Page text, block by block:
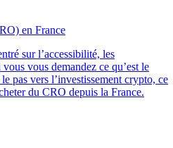
en France
sur l’accessibilité, les
vous demandez ce qu’est le
pas vers l’investissement crypto, ce
du CRO depuis la France.